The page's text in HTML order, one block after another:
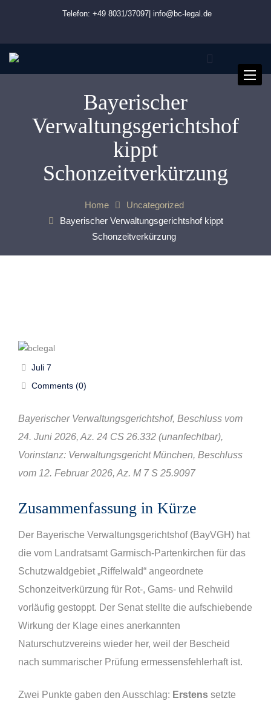
Telefon: +49 8031/37097| info@bc-legal.de
Toggle
Bayerischer
Verwaltungsgerichtshof
kippt
Schonzeitverkürzung
Home
Uncategorized
Bayerischer Verwaltungsgerichtshof kippt
Schonzeitverkürzung
Juli 7
Comments (0)
Bayerischer Verwaltungsgerichtshof, Beschluss vom
24. Juni 2026, Az. 24 CS 26.332 (unanfechtbar),
Vorinstanz: Verwaltungsgericht München, Beschluss
vom 12. Februar 2026, Az. M 7 S 25.9097
Zusammenfassung in Kürze
Der Bayerische Verwaltungsgerichtshof (BayVGH) hat
die vom Landratsamt Garmisch-Partenkirchen für das
Schutzwaldgebiet „Riffelwald“ angeordnete
Schonzeitverkürzung für Rot-, Gams- und Rehwild
vorläufig gestoppt. Der Senat stellte die aufschiebende
Wirkung der Klage eines anerkannten
Naturschutzvereins wieder her, weil der Bescheid
nach summarischer Prüfung ermessensfehlerhaft ist.
Zwei Punkte gaben den Ausschlag: Erstens setzte